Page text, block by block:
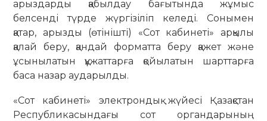
арыздарды қабылдау бағытында жұмыс
белсенді түрде жүргізіліп келеді. Сонымен
қатар, арызды (өтінішті) «Сот кабинеті» арқылы
қалай беру, қандай форматта беру қажет және
ұсынылатын құжаттарға қойылатын шарттарға
баса назар аударылды.
«Сот кабинеті» электрондық жүйесі Қазақстан
Республикасындағы сот органдарының